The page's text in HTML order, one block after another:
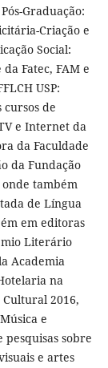
Graduação:
Criação e
Social:
Fatec, FAM e
USP:
de
e Internet da
da Faculdade
da Fundação
onde também
de Língua
em editoras
Literário
Academia
na
2016,
e
pesquisas sobre
e artes